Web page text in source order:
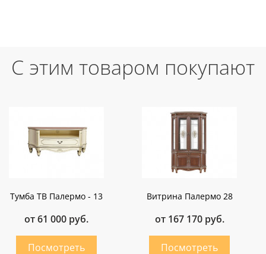
С этим товаром покупают
Тумба ТВ Палермо - 13
от 61 000 руб.
Витрина Палермо 28
от 167 170 руб.